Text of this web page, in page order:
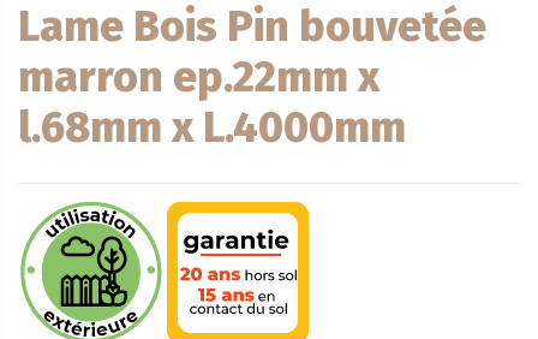
Lame Bois Pin bouvetée
marron ep.22mm x
l.68mm x L.4000mm